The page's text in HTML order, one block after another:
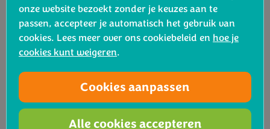
onze website bezoekt zonder je keuzes aan te
passen, accepteer je automatisch het gebruik van
cookies. Lees meer over ons cookiebeleid en hoe je
cookies kunt weigeren.
Cookies aanpassen
Alle cookies accepteren